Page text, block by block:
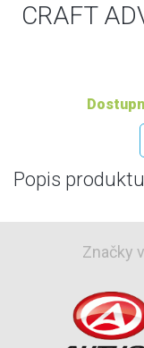
CRAFT
Popis produktu
Značky